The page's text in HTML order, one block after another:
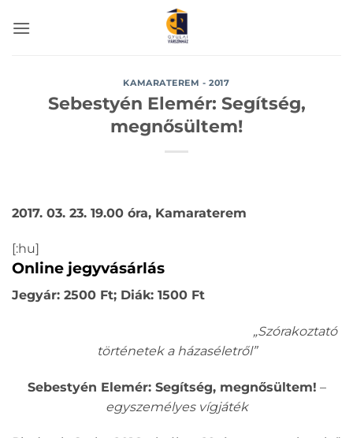
KAMARATEREM - 2017
Sebestyén Elemér: Segítség,
megnősültem!
2017. 03. 23. 19.00 óra, Kamaraterem
[:hu]
Online jegyvásárlás
Jegyár: 2500 Ft; Diák: 1500 Ft
„Szórakoztató
történetek a házaséletről”
Sebestyén Elemér: Segítség, megnősültem! –
egyszemélyes vígjáték